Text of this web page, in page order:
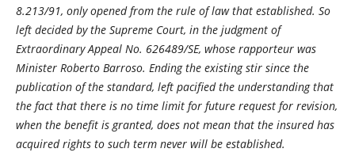
8.213/91, only opened from the rule of law that established. So
left decided by the Supreme Court, in the judgment of
Extraordinary Appeal No. 626489/SE, whose rapporteur was
Minister Roberto Barroso. Ending the existing stir since the
publication of the standard, left pacified the understanding that
the fact that there is no time limit for future request for revision,
when the benefit is granted, does not mean that the insured has
acquired rights to such term never will be established.